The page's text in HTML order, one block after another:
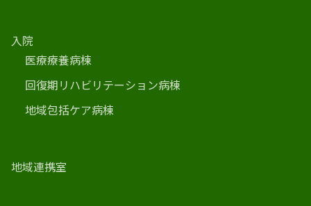
入院
医療療養病棟
回復期リハビリテーション病棟
地域包括ケア病棟
地域連携室